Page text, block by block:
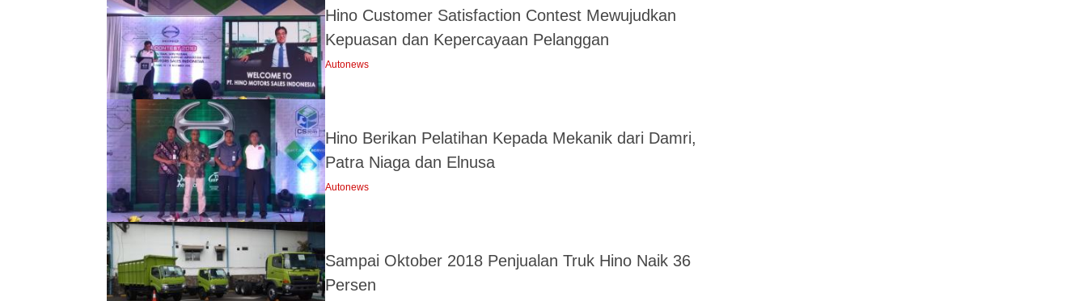
Hino Customer Satisfaction Contest Mewujudkan
Kepuasan dan Kepercayaan Pelanggan
Autonews
Hino Berikan Pelatihan Kepada Mekanik dari Damri,
Patra Niaga dan Elnusa
Autonews
Sampai Oktober 2018 Penjualan Truk Hino Naik 36
Persen